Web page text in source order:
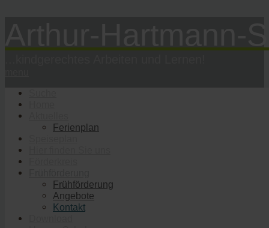
Ferienplan
Frühförderung
Angebote
Kontakt